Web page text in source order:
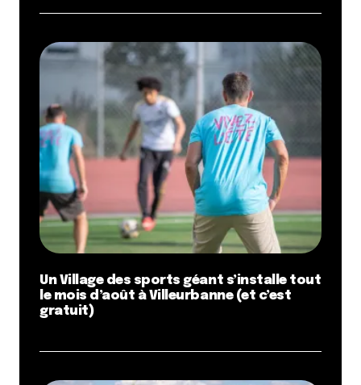
Un Village des sports géant s’installe tout
le mois d’août à Villeurbanne (et c’est
gratuit)